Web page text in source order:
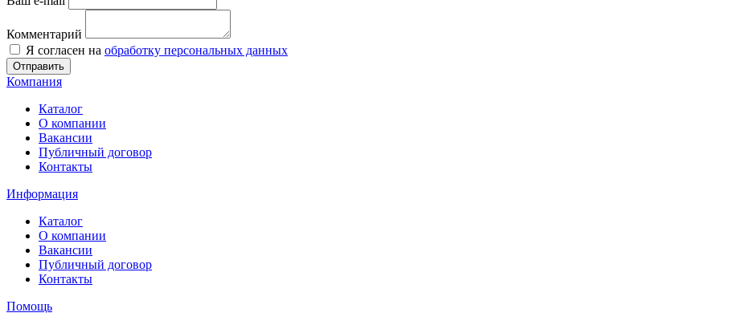
Комментарий
Я согласен на обработку персональных данных
Отправить
Компания
Каталог
О компании
Вакансии
Публичный договор
Контакты
Информация
Каталог
О компании
Вакансии
Публичный договор
Контакты
Помощь